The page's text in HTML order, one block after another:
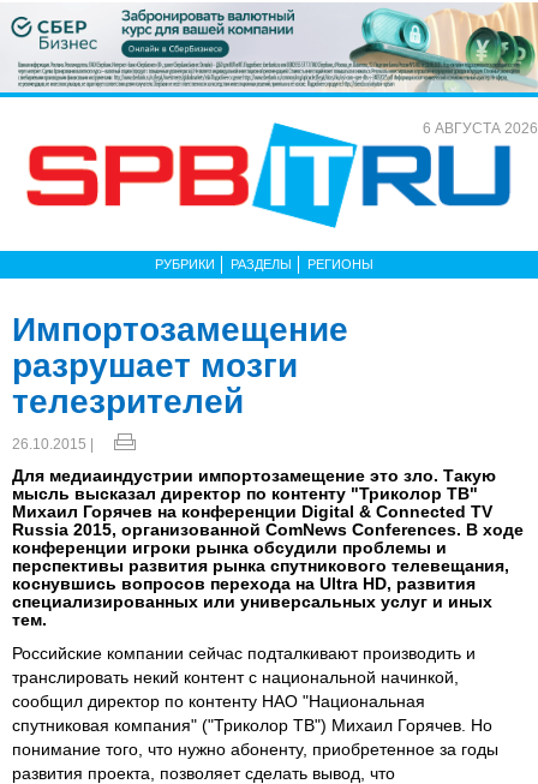
6 АВГУСТА 2026
РУБРИКИ РАЗДЕЛЫ РЕГИОНЫ
Импортозамещение
разрушает мозги
телезрителей
26.10.2015 |
Для медиаиндустрии импортозамещение это зло. Такую
мысль высказал директор по контенту "Триколор ТВ"
Михаил Горячев на конференции Digital & Connected TV
Russia 2015, организованной ComNews Conferences. В ходе
конференции игроки рынка обсудили проблемы и
перспективы развития рынка спутникового телевещания,
коснувшись вопросов перехода на Ultra HD, развития
специализированных или универсальных услуг и иных
тем.
Российские компании сейчас подталкивают производить и
транслировать некий контент с национальной начинкой,
сообщил директор по контенту НАО "Национальная
спутниковая компания" ("Триколор ТВ") Михаил Горячев. Но
понимание того, что нужно абоненту, приобретенное за годы
развития проекта, позволяет сделать вывод, что